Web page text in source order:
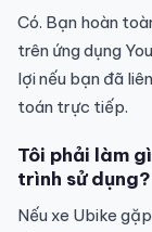
Có. Bạn hoàn
trên ứng dụng
lợi nếu bạn đã
toán trực tiếp.
Tôi phải làm
trình sử dụng?
Nếu xe Ubike